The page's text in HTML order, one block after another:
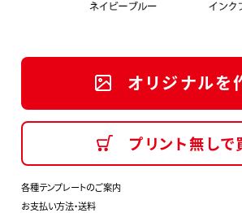
オリジナルを
プリント無しで
各種テンプレートのご案内
お支払い方法・送料